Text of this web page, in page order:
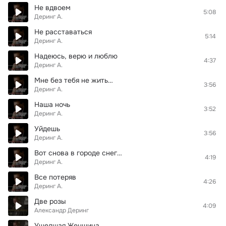
Не вдвоем
Деринг А.
5:08
Не расставаться
Деринг А.
5:14
Надеюсь, верю и люблю
Деринг А.
4:37
Мне без тебя не жить…
Деринг А.
3:56
Наша ночь
Деринг А.
3:52
Уйдешь
Деринг А.
3:56
Вот снова в городе снег…
Деринг А.
4:19
Все потеряв
Деринг А.
4:26
Две розы
Александр Деринг
4:09